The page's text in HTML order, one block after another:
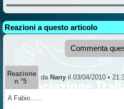
Reazioni a questo articolo
Commenta
Reazione
n °5
da Nanyil 03/04/2010 •
A Fabio......